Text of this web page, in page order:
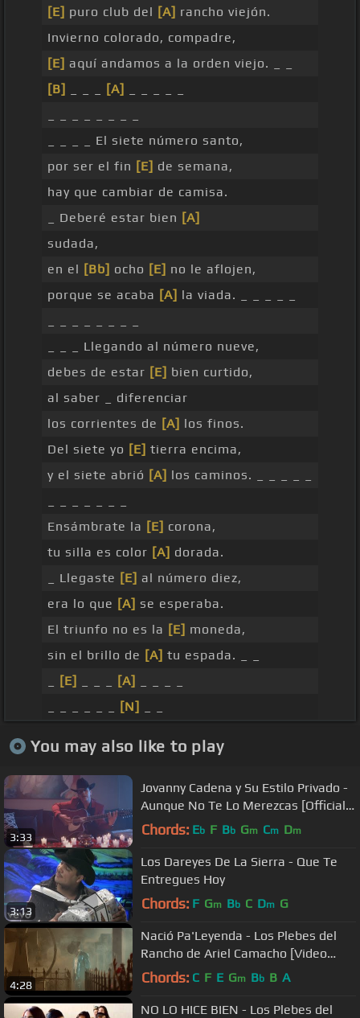
[E] puro club del [A] rancho viejón.
Invierno colorado, compadre,
[E] aquí andamos a la orden viejo. _ _
[B]
[A]
_ _ _ _ El siete número santo,
por ser el fin [E] de semana,
hay que cambiar de camisa.
_ Deberé estar bien [A]
sudada,
en el [Bb] ocho [E] no le aflojen,
porque se acaba [A] la viada. _ _ _ _ _
_ _ _ Llegando al número nueve,
debes de estar [E] bien curtido,
al saber _ diferenciar
los corrientes de [A] los finos.
Del siete yo [E] tierra encima,
y el siete abrió [A] los caminos. _ _ _ _ _
Ensámbrate la [E] corona,
tu silla es color [A] dorada.
_ Llegaste [E] al número diez,
era lo que [A] se esperaba.
El triunfo no es la [E] moneda,
sin el brillo de [A] tu espada. _ _
[E] [A]
[N]
You may also like to play
3:33
Jovanny Cadena y Su Estilo Privado -
Aunque No Te Lo Merezcas [Official
Video]
Chords: Eb F Bb Gm Cm Dm
3:13
Los Dareyes De La Sierra - Que Te
Entregues Hoy
Chords: F Gm Bb C Dm G
4:28
Nació Pa'Leyenda - Los Plebes del
Rancho de Ariel Camacho [Video
Oficial]
Chords: C F E Gm Bb B A
NO LO HICE BIEN - Los Plebes del